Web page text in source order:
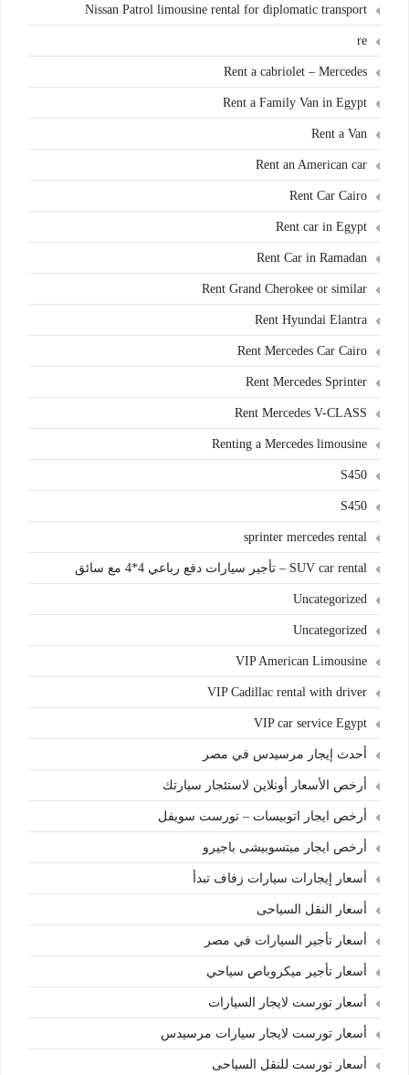
Nissan Patrol limousine rental for diplomatic transport
re
Rent a cabriolet – Mercedes
Rent a Family Van in Egypt
Rent a Van
Rent an American car
Rent Car Cairo
Rent car in Egypt
Rent Car in Ramadan
Rent Grand Cherokee or similar
Rent Hyundai Elantra
Rent Mercedes Car Cairo
Rent Mercedes Sprinter
Rent Mercedes V-CLASS
Renting a Mercedes limousine
S450
S450
sprinter mercedes rental
SUV car rental – تأجير سيارات دفع رباعي 4*4 مع سائق
Uncategorized
Uncategorized
VIP American Limousine
VIP Cadillac rental with driver
VIP car service Egypt
أحدث إيجار مرسيدس في مصر
أرخص الأسعار أونلاين لاستئجار سيارتك
أرخص ايجار اتوبيسات – تورست سويفل
أرخص ايجار ميتسوبيشى باجيرو
أسعار إيجارات سيارات زفاف تبدأ
أسعار النقل السياحى
أسعار تأجير السيارات في مصر
أسعار تأجير ميكروباص سياحي
أسعار تورست لايجار السيارات
أسعار تورست لايجار سيارات مرسيدس
أسعار تورست للنقل السياحى